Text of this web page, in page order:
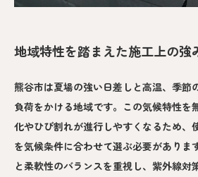
地域特性を踏まえた施工上の強
熊谷市は夏場の強い日差しと高温、季節
負荷をかける地域です。この気候特性を
化やひび割れが進行しやすくなるため、
を気候条件に合わせて選ぶ必要がありま
と柔軟性のバランスを重視し、紫外線対